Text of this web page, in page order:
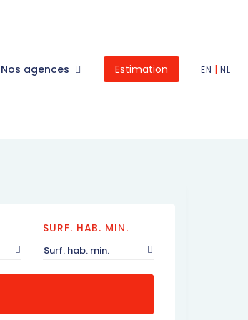
Nos agences Estimation EN | NL
SURF. HAB. MIN.
Surf. hab. min.